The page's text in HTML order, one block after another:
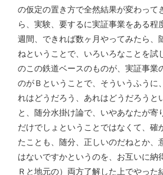
の仮定の置き方で全然結果が変わって
ら、実験、要するに実証事業をある程
週間、できれば数ヶ月やってみたら、
ねということで、いろいろなことを試
のこの鉄道ベースのものが、実証事業
のがＢということで、そういうふうに
れはどうだろう、あれはどうだろうと
と、随分水掛け論で、いやあなたが寄
だけでしょということではなくて、確
たことも、随分、正しいのだねとか、
はないですかというのを、お互いに納
Ｒと地元の）両方了解した上でやった